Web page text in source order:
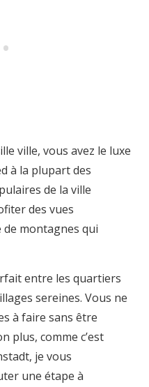
ville, vous avez le luxe
à la plupart des
de la ville
des vues
montagnes qui
entre les quartiers
sereines. Vous ne
à faire sans être
plus, comme c’est
je vous
une étape à